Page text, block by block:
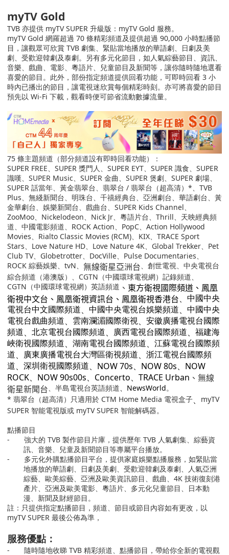
myTV Gold
TVB 亦提供 myTV SUPER 升級版： myTV Gold 服務。
myTV Gold 網羅超過 70 條精彩頻道及提供超過 90,000 小時點播節
目，讓觀眾可欣賞 TVB 劇集、緊貼當地播放的華語劇、日劇及美
劇、受歡迎韓劇及泰劇。另有多元化節目，如人氣綜藝節目、資訊、
音樂、戲曲、電影、粵語片、兒童節目及新聞等，讓你隨時隨地選看
喜愛的節目。此外，部份指定頻道提供回看功能，可即時回看 3 小
時內已播出的節目，讓電視迷欣賞每個精彩時刻。亦可將喜愛的節目
預先以 Wi-Fi 下載，觀看時便可節省流動數據流量。
75 條主題頻道（部分頻道設有即時回看功能）：
SUPER FREE、SUPER 獎門人、SUPER EYT、SUPER 識食、SUPER
識嘆、SUPER Music、SUPER 金曲、SUPER 煲劇、SUPER 劇場、
SUPER 話當年、黃金翡翠台、翡翠台 / 翡翠台（超高清） *、 TVB
Plus、無綫新聞台、明珠台、千禧經典台、亞洲劇台、華語劇台、黃
金華劇台、娛樂新聞台、戲曲台、 SUPER Kids Channel、
ZooMoo、 Nickelodeon、 Nick Jr、粵語片台、 Thrill、天映經典頻
道、中國電影頻道、 ROCK Action、 PopC、Action Hollywood
Movies、Rialto Classic Movies (RCM)、 KIX、TRACE Sport
Stars、 Love Nature HD、 Love Nature 4K、 Global Trekker、Pet
Club TV、Globetrotter、DocVille、Pulse Documentaries、
ROCK 綜藝娛樂、 tvN、 無線衛星亞洲台、創世電視、中央電視台
綜合頻道（港澳版）、 CGTN （中國環球電視網）記錄頻道、
CGTN （中國環球電視網）英語頻道 、 東方衛視國際頻道、鳳凰
衛視中文台、鳳凰衛視資訊台、鳳凰衛視香港台、
中國中央
電視台中文國際頻道、 中國中央電視台娛樂頻道、
中國中央
電視台戲曲頻道、 雲南瀾湄國際衛視 、
安徽廣播電視台國際
頻道、 北京電視台國際頻道、 廣西電視台國際頻道、
福建海
峽衛視國際頻道、 湖南電視台國際頻道、
江蘇電視台國際頻
道、 廣東廣播電視台大灣區衛視頻道、
浙江電視台國際頻
道、 深圳衛視國際頻道、NOW 70s、NOW 80s、NOW
ROCK、NOW 90s00s、Concerto、TRACE Urban 、無線
衛星新聞台、半島電視台英語頻道、NewsWorld。
* 翡翠台（超高清）只適用於 CTM Home Media 電視盒子、
myTV
SUPER 智能電視版或 myTV SUPER 智能解碼器。
點播節目
-
強大的 TVB 製作節目片庫，提供歷年 TVB 人氣劇集、綜藝資
訊、音樂、兒童及新聞節目等專屬平台播放。
-
多元化外購點播節目平台，提供家庭娛樂點播服務，如緊貼當
地播放的華語劇、日劇及美劇、受歡迎韓劇及泰劇、人氣亞洲
綜藝、歐美綜藝、亞洲及歐美資訊節目、戲曲、 4K 技術復刻港
產片、亞洲及歐美電影、粵語片、多元化兒童節目、日本動
漫、新聞及財經節目。
註：只提供指定點播節目，頻道、節目或節目內容如有更改，以
myTV SUPER 最後公佈為準，
服務優點：
- 隨時隨地收睇 TVB 精彩頻道、點播節目，帶給你全新的電視觀